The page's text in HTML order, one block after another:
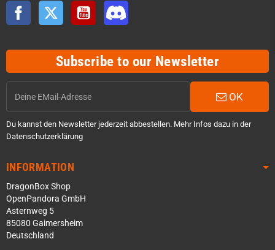
Facebook Twitter YouTube
Subscribe to our Newsletter
OK
Du kannst den Newsletter jederzeit abbestellen. Mehr Infos dazu in der
Datenschutzerklärung
INFORMATION
DragonBox Shop
OpenPandora GmbH
Asternweg 5
85080 Gaimersheim
Deutschland